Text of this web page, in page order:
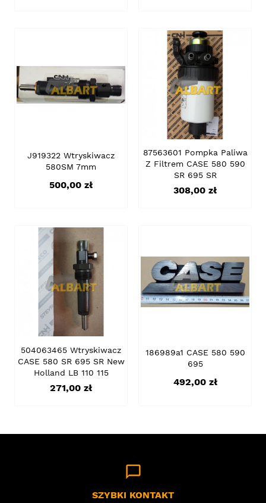
J919322 Wtryskiwacz
580SM 7mm
Cena
500,00 zł
87563601 Pompka Paliwa
Z Filtrem CASE 580 590
SR 695 SR
Cena
308,00 zł
504063465 Wtryskiwacz
CASE 580 SR 695 SR New
Holland LB 110 115
Cena
271,00 zł
186989a1 CASE 580 590
695
Cena
492,00 zł
chat_bubble_outline
SZYBKI KONTAKT